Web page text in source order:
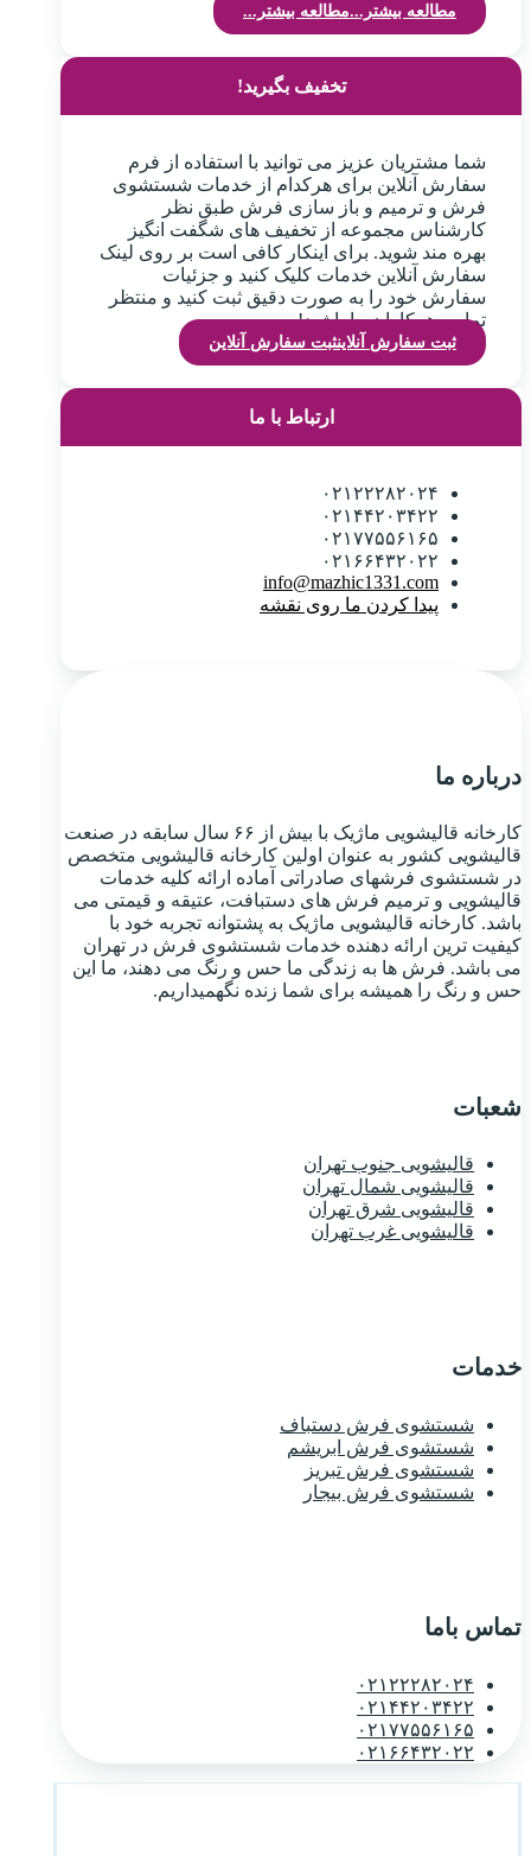
مطالعه بیشتر...مطالعه بیشتر...
تخفیف بگیرید!
شما مشتریان عزیز می توانید با استفاده از فرم
سفارش آنلاین برای هرکدام از خدمات شستشوی
فرش و ترمیم و باز سازی فرش طبق نظر
کارشناس مجموعه از تخفیف های شگفت انگیز
بهره مند شوید. برای اینکار کافی است بر روی لینک
سفارش آنلاین خدمات کلیک کنید و جزئیات
سفارش خود را به صورت دقیق ثبت کنید و منتظر
تماس همکاران ما باشید!
ثبت سفارش آنلاینثبت سفارش آنلاین
ارتباط با ما
۰۲۱۲۲۲۸۲۰۲۴
۰۲۱۴۴۲۰۳۴۲۲
۰۲۱۷۷۵۵۶۱۶۵
۰۲۱۶۶۴۳۲۰۲۲
info@mazhic1331.com
پیدا کردن ما روی نقشه
درباره ما
کارخانه قالیشویی ماژیک با بیش از ۶۶ سال سابقه در صنعت
قالیشویی کشور به عنوان اولین کارخانه قالیشویی متخصص
در شستشوی فرشهای صادراتی آماده ارائه کلیه خدمات
قالیشویی و ترمیم فرش های دستبافت، عتیقه و قیمتی می
باشد. کارخانه قالیشویی ماژیک به پشتوانه تجربه خود با
کیفیت ترین ارائه دهنده خدمات شستشوی فرش در تهران
می باشد. فرش ها به زندگی ما حس و رنگ می دهند، ما این
حس و رنگ را همیشه برای شما زنده نگهمیداریم.
شعبات
قالیشویی جنوب تهران
قالیشویی شمال تهران
قالیشویی شرق تهران
قالیشویی غرب تهران
خدمات
شستشوی فرش دستباف
شستشوی فرش ابریشم
شستشوی فرش تبریز
شستشوی فرش بیجار
تماس باما
۰۲۱۲۲۲۸۲۰۲۴
۰۲۱۴۴۲۰۳۴۲۲
۰۲۱۷۷۵۵۶۱۶۵
۰۲۱۶۶۴۳۲۰۲۲